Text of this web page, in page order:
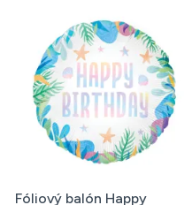
Fóliový balón Happy